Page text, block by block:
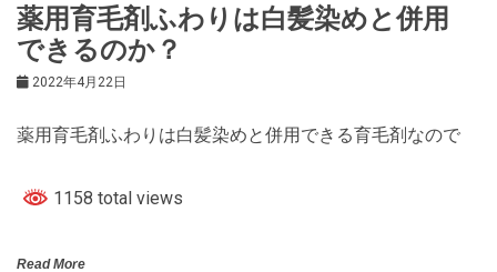
薬用育毛剤ふわりは白髪染めと併用
できるのか？
2022年4月22日
薬用育毛剤ふわりは白髪染めと併用できる育毛剤なので
1158 total views
Read More